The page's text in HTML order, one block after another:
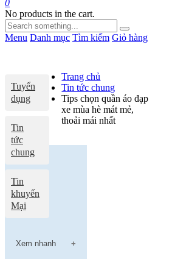
0
No products in the cart.
Menu Danh mục Tìm kiếm Giỏ hàng
Tuyển
dụng
Tin
tức
chung
Tin
khuyến
Mại
Trang chủ
Tin tức chung
Tips chọn quần áo đạp
xe mùa hè mát mẻ,
thoải mái nhất
Xem nhanh